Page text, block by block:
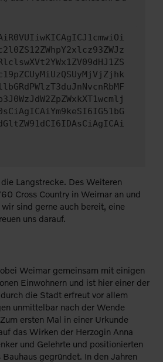
Langstrecke. Des Weiteren
Cross Country in Weimar an und
sind gerne auch bereit, eine
uns darauf.
Weimar gemeinsam mit einigen
Einwohnern und ist hier einer der
die Stadt erfreut vor allem
unmittelbar nach der Wende
ersten Mal in einer Urkunde
das Wirken der Herzogin Anna
und Gelehrte und positionierten
gegründet. In den Jahren